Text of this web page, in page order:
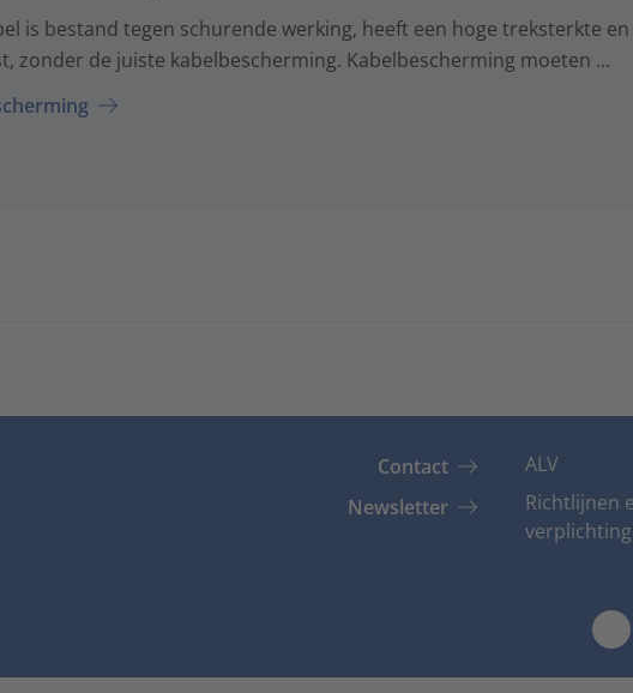
is bestand tegen schurende werking, heeft een hoge treksterkte en
zonder de juiste kabelbescherming. Kabelbescherming moeten ...
Contact
Newsletter
ALV
Richtlijnen